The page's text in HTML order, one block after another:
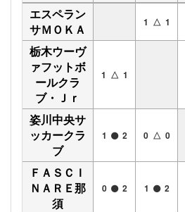
エスペラン
サＭＯＫＡ
1 △ 1
栃木ウーヴ
ァフットボ
ールクラ
ブ・Ｊｒ
1 △ 1
姿川中央サ
ッカークラ
ブ
1 2 0 △ 0
ＦＡＳＣＩ
ＮＡＲＥ那
須
0 2 1 2